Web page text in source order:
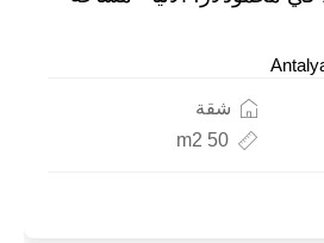
شقة
50 m2